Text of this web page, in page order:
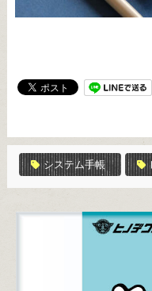
システム手帳